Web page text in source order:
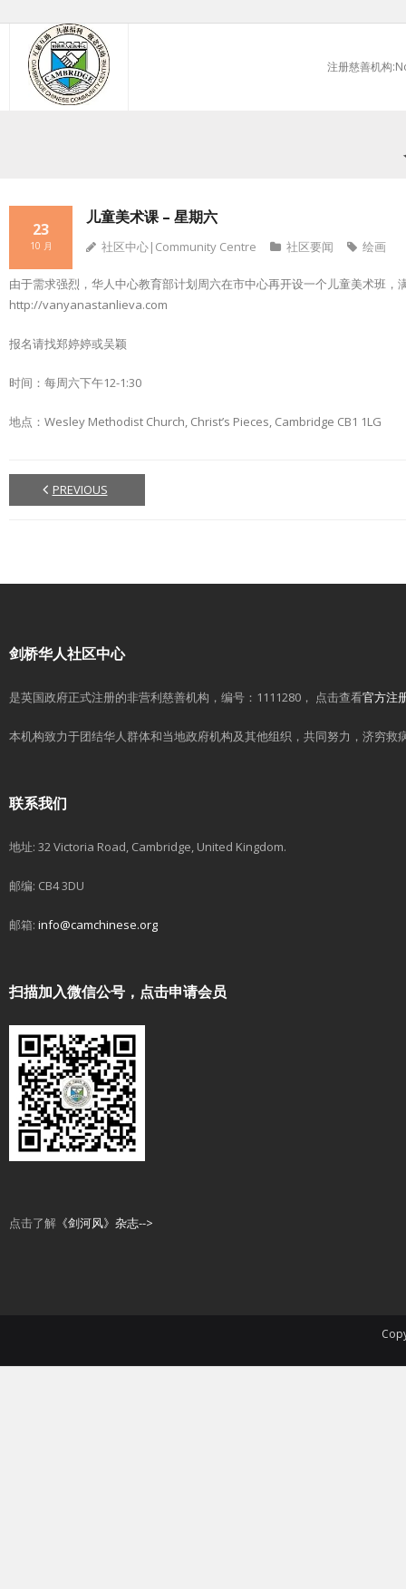
content
注册慈善机构
儿童美术课 – 星期六
23
10 月 社区中心|Community Centre 社区要闻 绘画
由于需求强烈，华人中心教育部计划周六在市中心再开设一个儿童美术班
http://vanyanastanlieva.com
报名请找郑婷婷或吴颖
时间：每周六下午12-1:30
地点：Wesley Methodist Church, Christ’s Pieces, Cambridge CB1 1LG
PREVIOUS
剑桥华人社区中心
是英国政府正式注册的非营利慈善机构，编号：1111280， 点击查看官方注
本机构致力于团结华人群体和当地政府机构及其他组织，共同努力，济穷
联系我们
地址: 32 Victoria Road, Cambridge, United Kingdom.
邮编: CB4 3DU
邮箱: info@camchinese.org
扫描加入微信公号，点击申请会员
点击了解 《剑河风》杂志-->